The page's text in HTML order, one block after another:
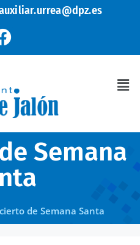
Semana
de Semana Santa